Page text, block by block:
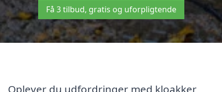
Få 3 tilbud, gratis og uforpligtende
Oplever du udfordringer med kloakker